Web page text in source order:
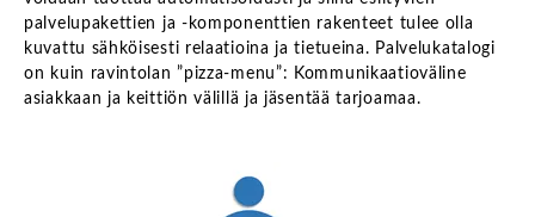
palvelupakettien ja -komponenttien rakenteet tulee olla
kuvattu sähköisesti relaatioina ja tietueina. Palvelukatalogi
on kuin ravintolan ”pizza-menu”: Kommunikaatioväline
asiakkaan ja keittiön välillä ja jäsentää tarjoamaa.